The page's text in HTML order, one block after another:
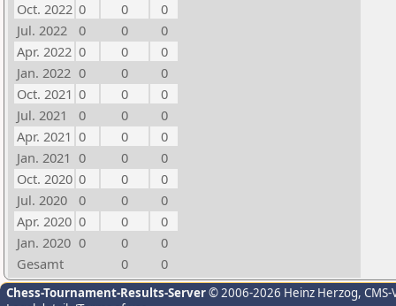
Oct. 2022 0 0
0
Jul. 2022
0 0
0
Apr. 2022 0 0
0
Jan. 2022 0 0
0
Oct. 2021 0 0
0
Jul. 2021
0 0
0
Apr. 2021 0 0
0
Jan. 2021 0 0
0
Oct. 2020 0 0
0
Jul. 2020
0 0
0
Apr. 2020 0 0
0
Jan. 2020 0 0
0
Gesamt
0 0
Chess-Tournament-Results-Server© 2006-2026 Heinz Herzog,